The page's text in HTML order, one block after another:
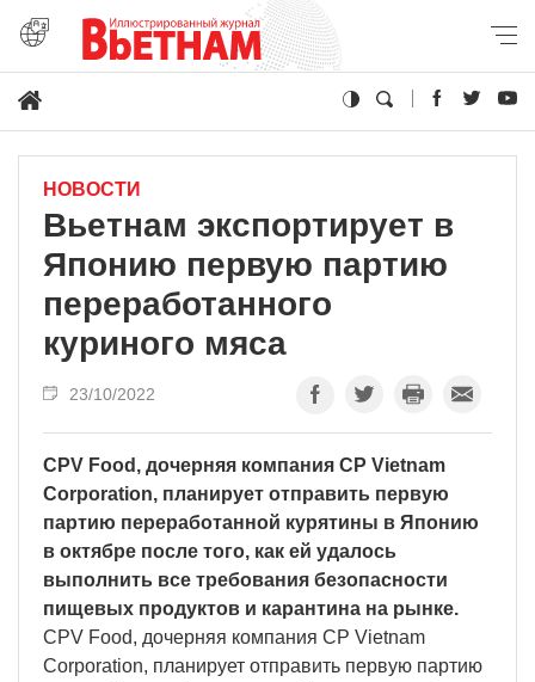
НОВОСТИ
Вьетнам экспортирует в
Японию первую партию
переработанного
куриного мяса
23/10/2022
CPV Food, дочерняя компания CP Vietnam
Corporation, планирует отправить первую
партию переработанной курятины в Японию
в октябре после того, как ей удалось
выполнить все требования безопасности
пищевых продуктов и карантина на рынке.
CPV Food, дочерняя компания CP Vietnam
Corporation, планирует отправить первую партию